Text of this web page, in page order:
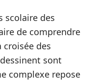
scolaire des
de comprendre
croisée des
sont
complexe repose